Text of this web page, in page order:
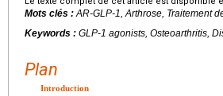
Mots clés : AR-GLP-1, Arthrose, Traitement
Keywords : GLP-1 agonists, Osteoarthritis,
Plan
Introduction